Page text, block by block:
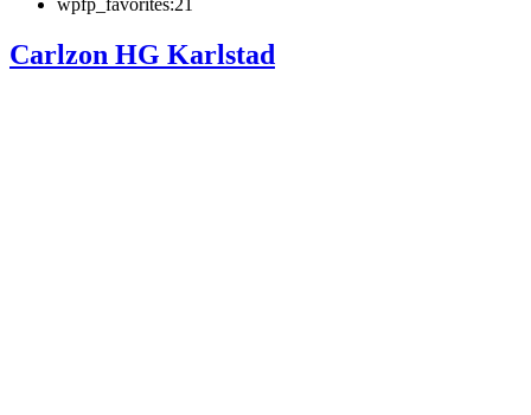
wpfp_favorites:21
Carlzon HG Karlstad